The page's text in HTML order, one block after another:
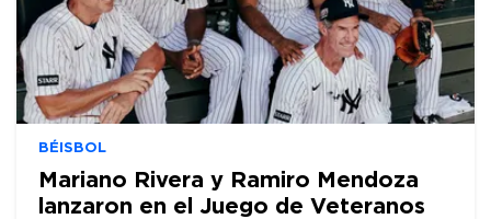
BÉISBOL
Mariano Rivera y Ramiro Mendoza
lanzaron en el Juego de Veteranos